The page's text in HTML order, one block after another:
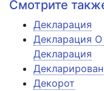
Смотрите
Декларация
Декларация
Декларация
Декорот